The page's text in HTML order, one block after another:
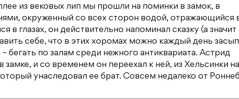
из вековых лип мы прошли на поминки в замок, в
окруженный со всех сторон водой, отражающийся
в глазах, он действительно напоминал сказку (а значит
себе, что в этих хоромах можно каждый день
бегать по залам среди нежного антиквариата. Астрид
и со временем он переехал к ней, из Хельсинки
унаследовал ее брат. Совсем недалеко от